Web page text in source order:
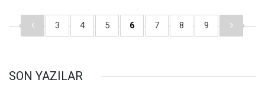
3 4 5 6 7 8 9
SON YAZILAR